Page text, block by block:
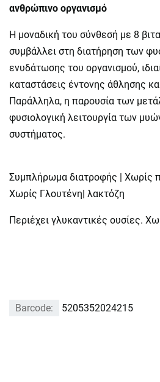
ανθρώπινο οργανισμό
Η μοναδική του σύνθεσή με 8
συμβάλλει στη διατήρηση των
ενυδάτωσης του οργανισμού,
καταστάσεις έντονης άθλησης
Παράλληλα, η παρουσία των
φυσιολογική λειτουργία των
συστήματος.
Συμπλήρωμα διατροφής | Χωρίς
Χωρίς Γλουτένη| λακτόζη
Περιέχει γλυκαντικές ουσίες.
Barcode: 5205352024215